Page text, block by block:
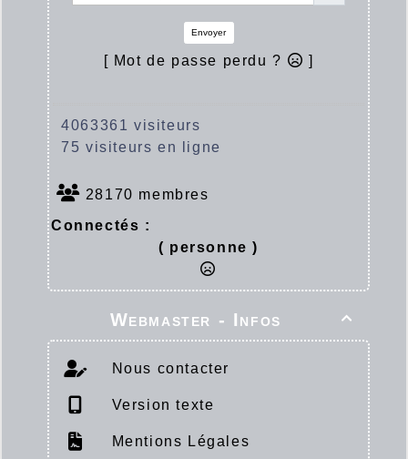
Envoyer
[ Mot de passe perdu ? ]
4063361 visiteurs
75 visiteurs en ligne
28170 membres
Connectés :
( personne )

Webmaster - Infos
Nous contacter
Version texte
Mentions Légales